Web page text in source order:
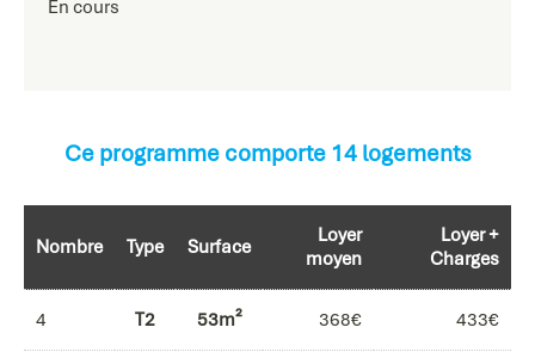
En cours
Ce programme comporte 14 logements
Nombre Type Surface
Loyer
moyen
Loyer +
Charges
4 T2 53m² 368€ 433€